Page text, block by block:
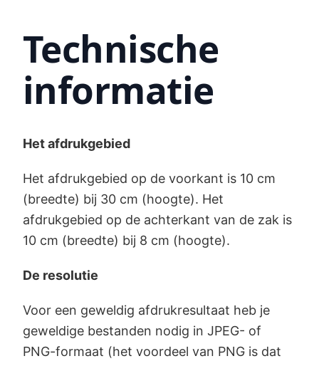
Technische
informatie
Het afdrukgebied
Het afdrukgebied op de voorkant is 10 cm
(breedte) bij 30 cm (hoogte). Het
afdrukgebied op de achterkant van de zak is
10 cm (breedte) bij 8 cm (hoogte).
De resolutie
Voor een geweldig afdrukresultaat heb je
geweldige bestanden nodig in JPEG- of
PNG-formaat (het voordeel van PNG is dat